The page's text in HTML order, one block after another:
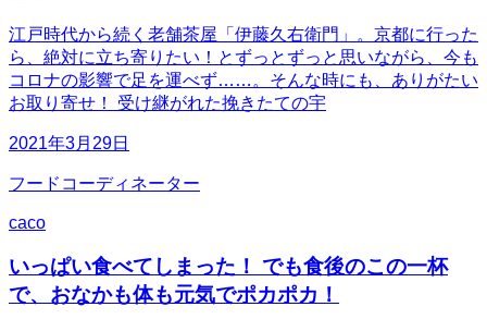
江戸時代から続く老舗茶屋「伊藤久右衛門」。京都に行った
ら、絶対に立ち寄りたい！とずっとずっと思いながら、今も
コロナの影響で足を運べず……。そんな時にも、ありがたい
お取り寄せ！ 受け継がれた挽きたての宇
2021年3月29日
フードコーディネーター
caco
いっぱい食べてしまった！ でも食後のこの一杯
で、おなかも体も元気でポカポカ！